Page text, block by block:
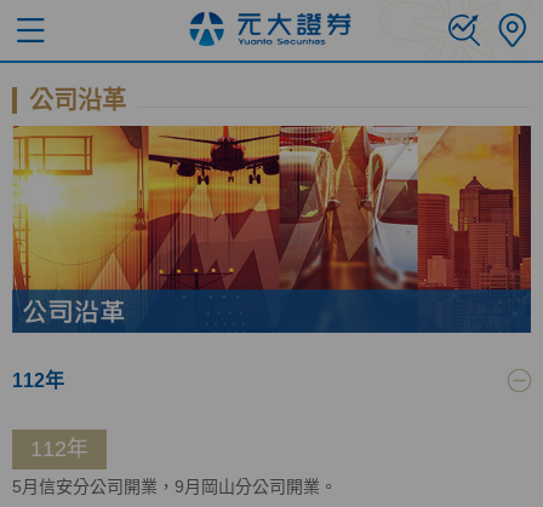
公司沿革
112年
112年
5月信安分公司開業，9月岡山分公司開業。